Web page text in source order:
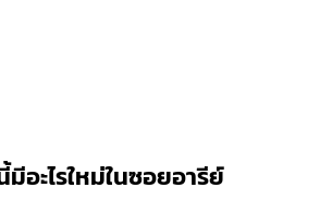
อะไรใหม่ในซอยอารีย์